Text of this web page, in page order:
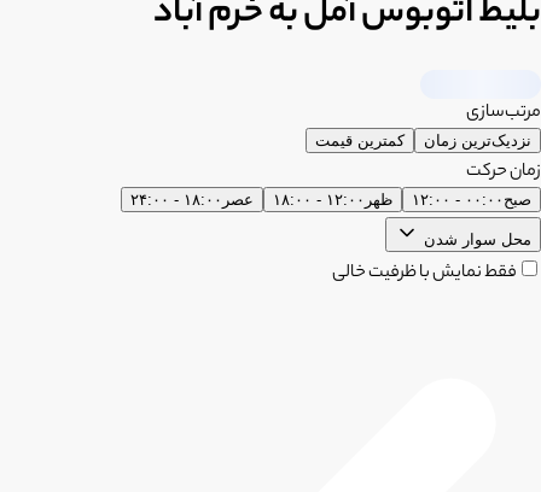
بلیط اتوبوس آمل به خرم آباد
مرتب‌سازی
نزدیک‌ترین زمان کمترین قیمت
زمان حرکت
صبح ۰۰:۰۰ - ۱۲:۰۰ ظهر ۱۲:۰۰ - ۱۸:۰۰ عصر ۱۸:۰۰ - ۲۴:۰۰
محل سوار شدن
فقط نمایش با ظرفیت خالی